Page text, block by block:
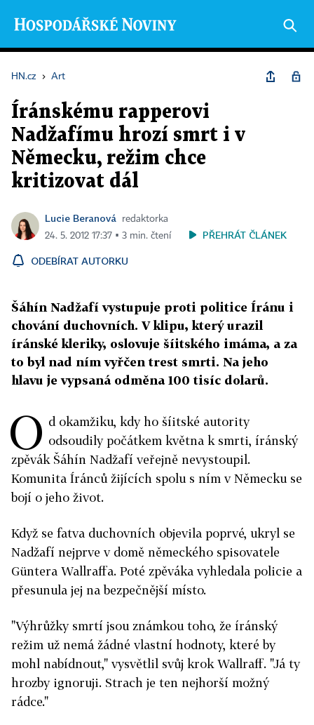
HN.cz › Art
Íránskému rapperovi
Nadžafímu hrozí smrt i v
Německu, režim chce
kritizovat dál
Lucie Beranová
redaktorka
24. 5. 2012 17:37 ▪ 3 min. čtení
PŘEHRÁT ČLÁNEK
ODEBÍRAT AUTORKU
Šáhín Nadžafí vystupuje proti politice Íránu i
chování duchovních. V klipu, který urazil
íránské kleriky, oslovuje šíitského imáma, a za
to byl nad ním vyřčen trest smrti. Na jeho
hlavu je vypsaná odměna 100 tisíc dolarů.
O d okamžiku, kdy ho šíitské autority
odsoudily počátkem května k smrti, íránský
zpěvák Šáhín Nadžafí veřejně nevystoupil.
Komunita Íránců žijících spolu s ním v Německu se
bojí o jeho život.
Když se fatva duchovních objevila poprvé, ukryl se
Nadžafí nejprve v domě německého spisovatele
Güntera Wallraffa. Poté zpěváka vyhledala policie a
přesunula jej na bezpečnější místo.
"Výhrůžky smrtí jsou známkou toho, že íránský
režim už nemá žádné vlastní hodnoty, které by
mohl nabídnout," vysvětlil svůj krok Wallraff. "Já ty
hrozby ignoruji. Strach je ten nejhorší možný
rádce."